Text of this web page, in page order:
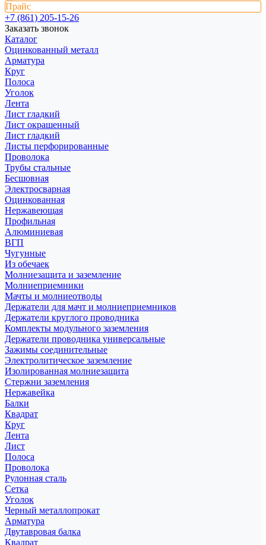
Прайс
+7 (861) 205-15-26
Заказать звонок
Каталог
Оцинкованный металл
Арматура
Круг
Полоса
Уголок
Лента
Лист гладкий
Лист окрашенный
Лист гладкий
Листы перфорированные
Проволока
Трубы стальные
Бесшовная
Электросварная
Оцинкованная
Нержавеющая
Профильная
Алюминиевая
ВГП
Чугунные
Из обечаек
Молниезащита и заземление
Молниеприемники
Мачты и молниеотводы
Держатели для мачт и молниеприемников
Держатели круглого проводника
Комплекты модульного заземления
Держатели проводника универсальные
Зажимы соединительные
Электролитическое заземление
Изолированная молниезащита
Стержни заземления
Нержавейка
Балки
Квадрат
Круг
Лента
Лист
Полоса
Проволока
Рулонная сталь
Сетка
Уголок
Черный металлопрокат
Арматура
Двутавровая балка
Квадрат